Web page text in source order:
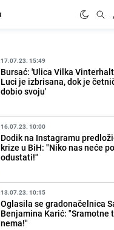
17.07.23. 15:49
Bursać: 'Ulica Vilka
Luci je izbrisana, dok je
dobio svoju'
16.07.23. 10:00
Dodik na Instagramu
krize u BiH: "Niko nas neće
odustati!"
13.07.23. 10:15
Oglasila se gradonačelnica
Benjamina Karić: "Sramotne
nema!"